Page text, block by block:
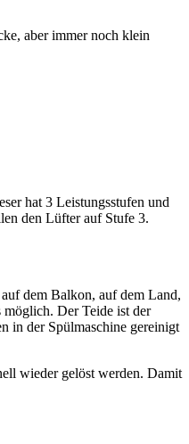
aber immer noch klein
hat 3 Leistungsstufen und
den Lüfter auf Stufe 3.
dem Balkon, auf dem Land,
möglich. Der Teide ist der
in der Spülmaschine gereinigt
wieder gelöst werden. Damit